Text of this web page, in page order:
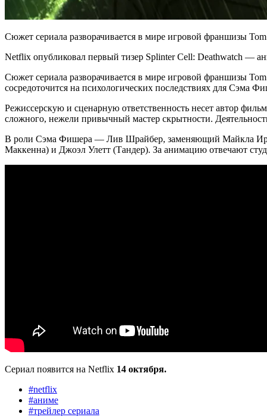
Сюжет сериала разворачивается в мире игровой франшизы
Netflix опубликовал первый тизер Splinter Cell: Deathwatch —
Сюжет сериала разворачивается в мире игровой франшизы
сосредоточится на психологических последствиях для Сэма
Режиссерскую и сценарную ответственность несет автор
сложного, нежели привычный мастер скрытности.
В роли Сэма Фишера — Лив Шрайбер, заменяющий Майкла
Маккенна) и Джоэл Улетт (Тандер). За анимацию отвечают
Сериал появится на Netflix 14 октября.
#netflix
#аниме
#трейлер сериала